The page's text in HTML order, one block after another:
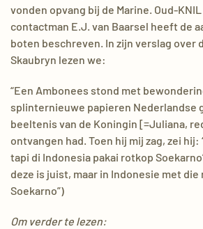
vonden opvang bij de Marine. Oud-
contactman E.J. van Baarsel heeft de
boten beschreven. In zijn verslag over
Skaubryn lezen we:
“Een Ambonees stond met
splinternieuwe papieren Nederlandse
beeltenis van de Koningin [=Juliana,
ontvangen had. Toen hij mij zag, zei
tapi di Indonesia pakai rotkop
deze is juist, maar in Indonesie met die
Soekarno”)
Om verder te lezen: